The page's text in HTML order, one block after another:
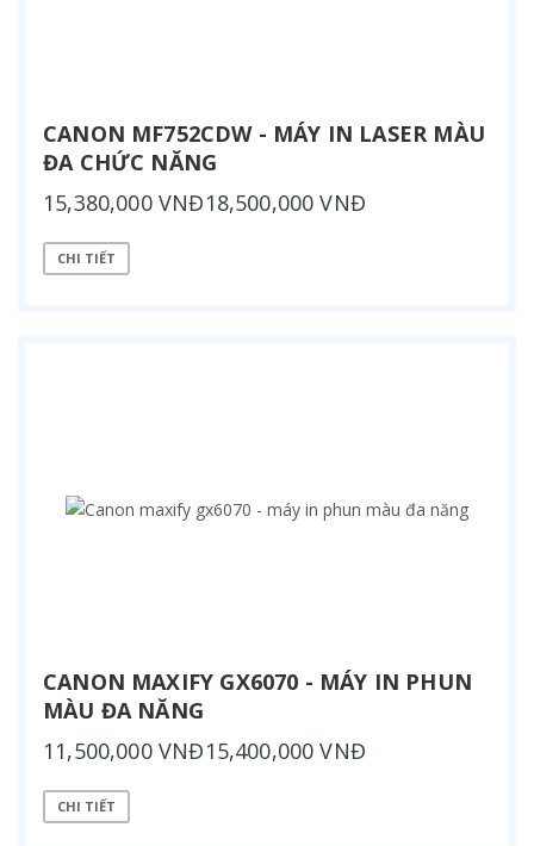
CANON MF752CDW - MÁY IN LASER MÀU
ĐA CHỨC NĂNG
15,380,000 VNĐ18,500,000 VNĐ
CHI TIẾT
CANON MAXIFY GX6070 - MÁY IN PHUN
MÀU ĐA NĂNG
11,500,000 VNĐ15,400,000 VNĐ
CHI TIẾT